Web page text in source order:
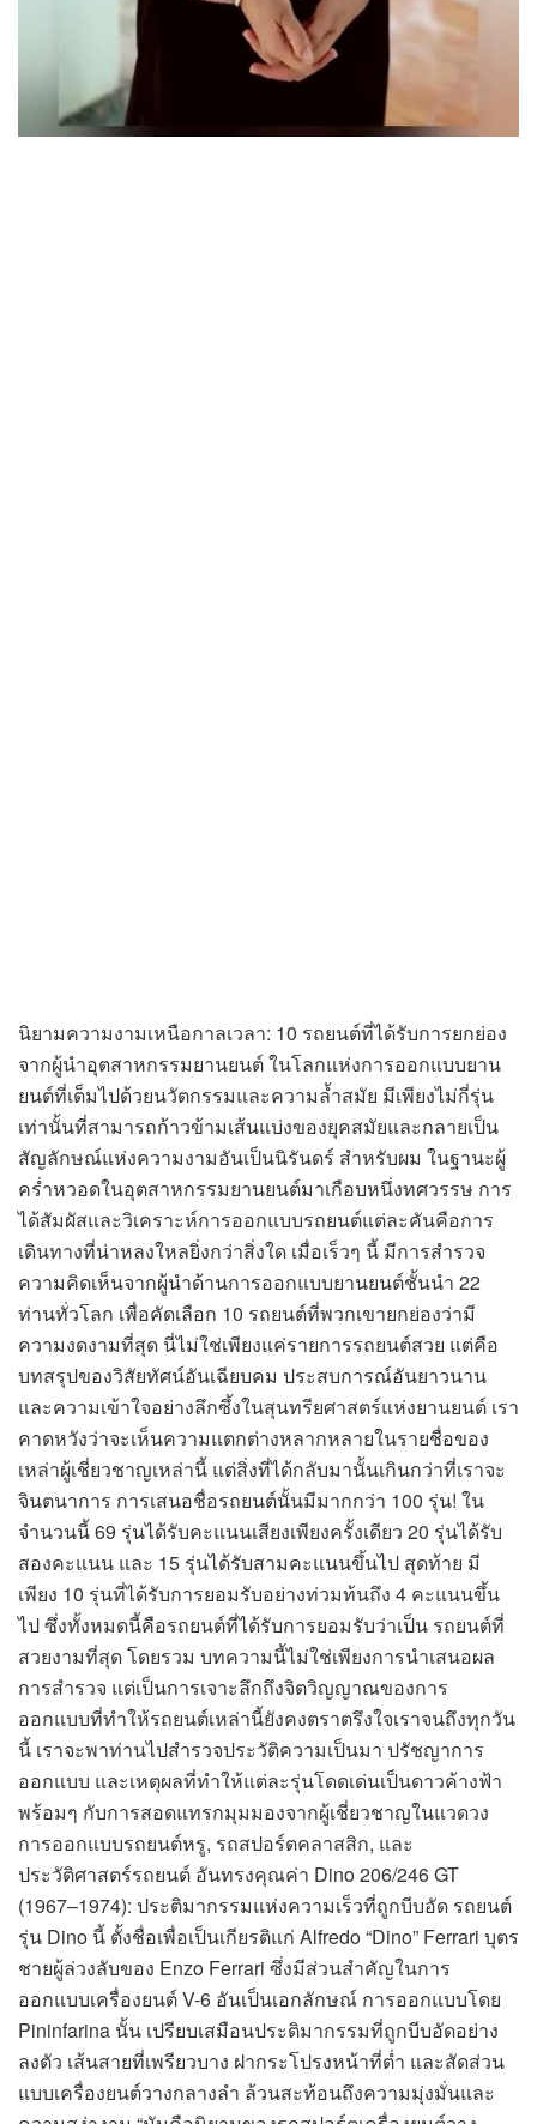
นิยามความงามเหนือกาลเวลา: 10 รถยนต์ที่ได้รับการยกย่อง
จากผู้นำอุตสาหกรรมยานยนต์ ในโลกแห่งการออกแบบยาน
ยนต์ที่เต็มไปด้วยนวัตกรรมและความล้ำสมัย มีเพียงไม่กี่รุ่น
เท่านั้นที่สามารถก้าวข้ามเส้นแบ่งของยุคสมัยและกลายเป็น
สัญลักษณ์แห่งความงามอันเป็นนิรันดร์ สำหรับผม ในฐานะผู้
คร่ำหวอดในอุตสาหกรรมยานยนต์มาเกือบหนึ่งทศวรรษ การ
ได้สัมผัสและวิเคราะห์การออกแบบรถยนต์แต่ละคันคือการ
เดินทางที่น่าหลงใหลยิ่งกว่าสิ่งใด เมื่อเร็วๆ นี้ มีการสำรวจ
ความคิดเห็นจากผู้นำด้านการออกแบบยานยนต์ชั้นนำ 22
ท่านทั่วโลก เพื่อคัดเลือก 10 รถยนต์ที่พวกเขายกย่องว่ามี
ความงดงามที่สุด นี่ไม่ใช่เพียงแค่รายการรถยนต์สวย แต่คือ
บทสรุปของวิสัยทัศน์อันเฉียบคม ประสบการณ์อันยาวนาน
และความเข้าใจอย่างลึกซึ้งในสุนทรียศาสตร์แห่งยานยนต์ เรา
คาดหวังว่าจะเห็นความแตกต่างหลากหลายในรายชื่อของ
เหล่าผู้เชี่ยวชาญเหล่านี้ แต่สิ่งที่ได้กลับมานั้นเกินกว่าที่เราจะ
จินตนาการ การเสนอชื่อรถยนต์นั้นมีมากกว่า 100 รุ่น! ใน
จำนวนนี้ 69 รุ่นได้รับคะแนนเสียงเพียงครั้งเดียว 20 รุ่นได้รับ
สองคะแนน และ 15 รุ่นได้รับสามคะแนนขึ้นไป สุดท้าย มี
เพียง 10 รุ่นที่ได้รับการยอมรับอย่างท่วมท้นถึง 4 คะแนนขึ้น
ไป ซึ่งทั้งหมดนี้คือรถยนต์ที่ได้รับการยอมรับว่าเป็น รถยนต์ที่
สวยงามที่สุด โดยรวม บทความนี้ไม่ใช่เพียงการนำเสนอผล
การสำรวจ แต่เป็นการเจาะลึกถึงจิตวิญญาณของการ
ออกแบบที่ทำให้รถยนต์เหล่านี้ยังคงตราตรึงใจเราจนถึงทุกวัน
นี้ เราจะพาท่านไปสำรวจประวัติความเป็นมา ปรัชญาการ
ออกแบบ และเหตุผลที่ทำให้แต่ละรุ่นโดดเด่นเป็นดาวค้างฟ้า
พร้อมๆ กับการสอดแทรกมุมมองจากผู้เชี่ยวชาญในแวดวง
การออกแบบรถยนต์หรู, รถสปอร์ตคลาสสิก, และ
ประวัติศาสตร์รถยนต์ อันทรงคุณค่า Dino 206/246 GT
(1967–1974): ประติมากรรมแห่งความเร็วที่ถูกบีบอัด รถยนต์
รุ่น Dino นี้ ตั้งชื่อเพื่อเป็นเกียรติแก่ Alfredo “Dino” Ferrari บุตร
ชายผู้ล่วงลับของ Enzo Ferrari ซึ่งมีส่วนสำคัญในการ
ออกแบบเครื่องยนต์ V-6 อันเป็นเอกลักษณ์ การออกแบบโดย
Pininfarina นั้น เปรียบเสมือนประติมากรรมที่ถูกบีบอัดอย่าง
ลงตัว เส้นสายที่เพรียวบาง ฝากระโปรงหน้าที่ต่ำ และสัดส่วน
แบบเครื่องยนต์วางกลางลำ ล้วนสะท้อนถึงความมุ่งมั่นและ